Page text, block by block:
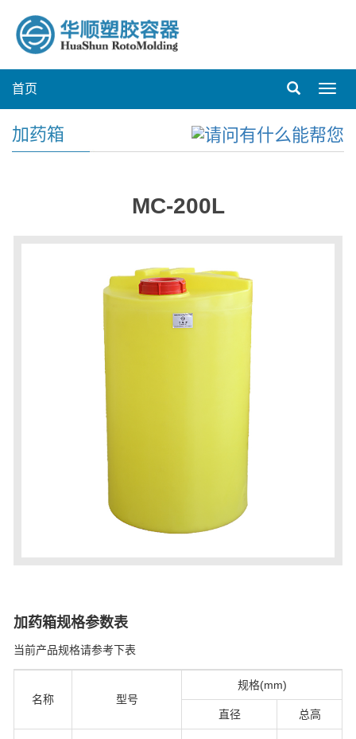
首页
加药箱
MC-200L
加药箱规格参数表
当前产品规格请参考下表
名称 型号
规格(mm)
直径 总高